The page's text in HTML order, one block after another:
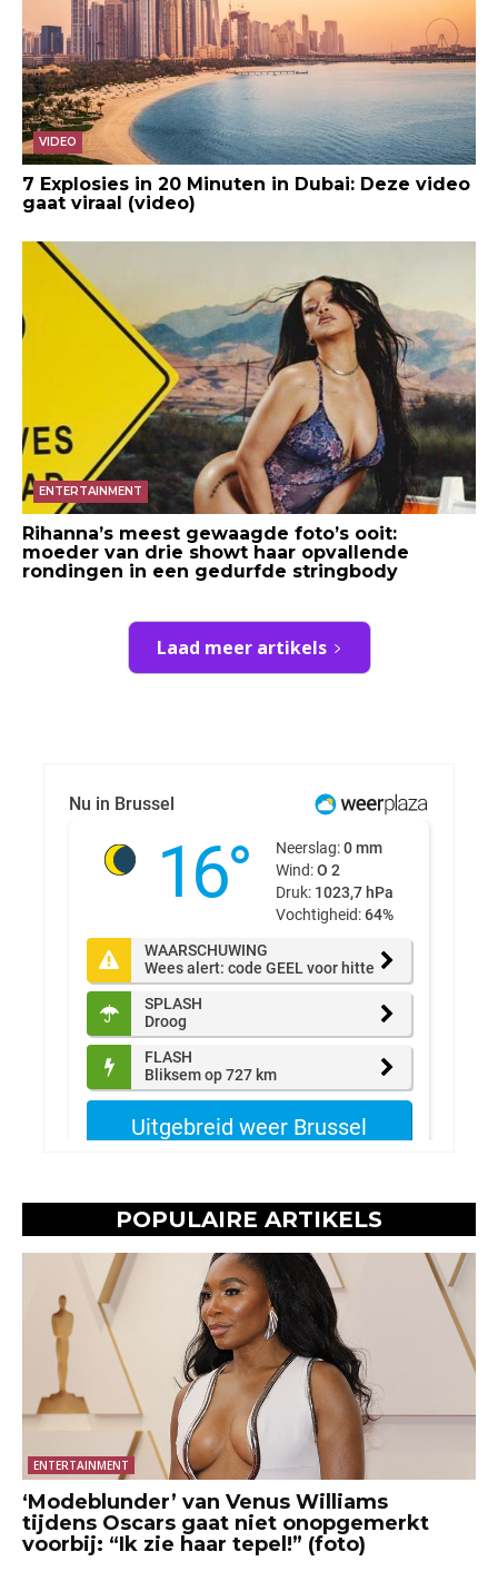
VIDEO
7 Explosies in 20 Minuten in Dubai: Deze video
gaat viraal (video)
ENTERTAINMENT
Rihanna’s meest gewaagde foto’s ooit:
moeder van drie showt haar opvallende
rondingen in een gedurfde stringbody
Laad meer artikels
POPULAIRE ARTIKELS
ENTERTAINMENT
‘Modeblunder’ van Venus Williams
tijdens Oscars gaat niet onopgemerkt
voorbij: “Ik zie haar tepel!” (foto)